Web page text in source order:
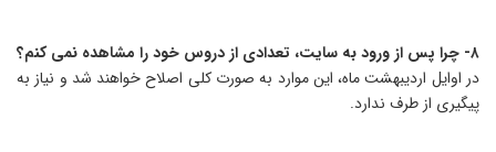
اوایل اردیبهشت ماه، این موارد به صورت کلی اصلاح خواهند شد و نیاز به
از طرف ندارد.